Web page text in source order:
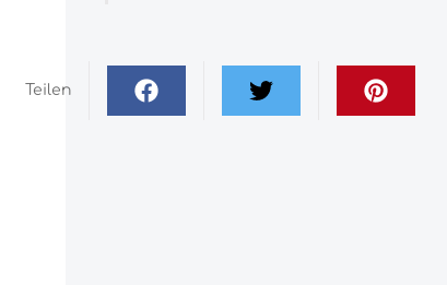
Teilen